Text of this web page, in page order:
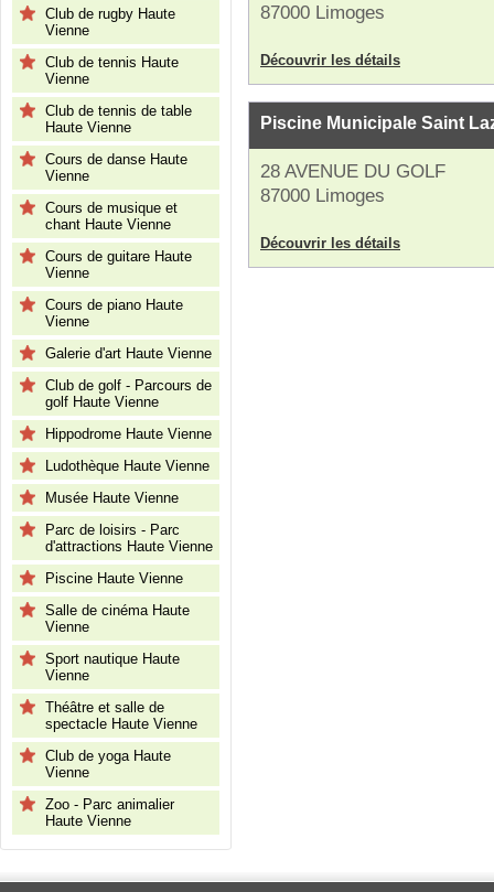
Club de rugby Haute
Vienne
Club de tennis Haute
Vienne
Club de tennis de table
Haute Vienne
Cours de danse Haute
Vienne
Cours de musique et
chant Haute Vienne
Cours de guitare Haute
Vienne
Cours de piano Haute
Vienne
Galerie d'art Haute Vienne
Club de golf - Parcours de
golf Haute Vienne
Hippodrome Haute Vienne
Ludothèque Haute Vienne
Musée Haute Vienne
Parc de loisirs - Parc
d'attractions Haute Vienne
Piscine Haute Vienne
Salle de cinéma Haute
Vienne
Sport nautique Haute
Vienne
Théâtre et salle de
spectacle Haute Vienne
Club de yoga Haute
Vienne
Zoo - Parc animalier
Haute Vienne
87000 Limoges
Découvrir les détails
Piscine Municipale Saint
28 AVENUE DU GOLF
87000 Limoges
Découvrir les détails